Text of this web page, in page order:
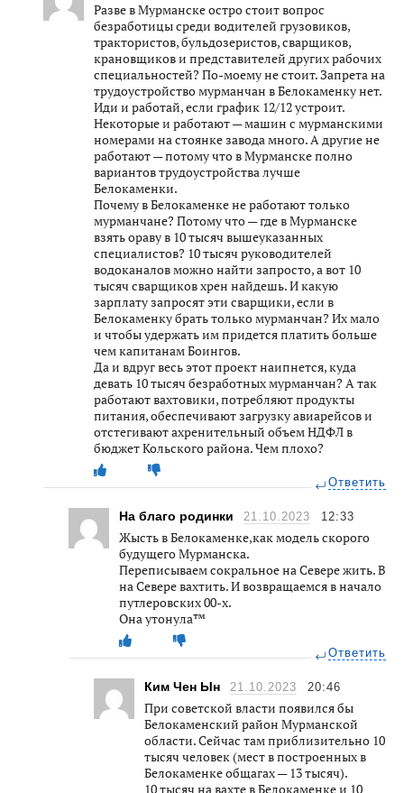
Разве в Мурманске остро стоит вопрос
безработицы среди водителей грузовиков,
трактористов, бульдозеристов, сварщиков,
крановщиков и представителей других рабочих
специальностей? По-моему не стоит. Запрета на
трудоустройство мурманчан в Белокаменку нет.
Иди и работай, если график 12/12 устроит.
Некоторые и работают — машин с мурманскими
номерами на стоянке завода много. А другие не
работают — потому что в Мурманске полно
вариантов трудоустройства лучше
Белокаменки.
Почему в Белокаменке не работают только
мурманчане? Потому что — где в Мурманске
взять ораву в 10 тысяч вышеуказанных
специалистов? 10 тысяч руководителей
водоканалов можно найти запросто, а вот 10
тысяч сварщиков хрен найдешь. И какую
зарплату запросят эти сварщики, если в
Белокаменку брать только мурманчан? Их мало
и чтобы удержать им придется платить больше
чем капитанам Боингов.
Да и вдруг весь этот проект наипнется, куда
девать 10 тысяч безработных мурманчан? А так
работают вахтовики, потребляют продукты
питания, обеспечивают загрузку авиарейсов и
отстегивают ахренительный объем НДФЛ в
бюджет Кольского района. Чем плохо?
Ответить
На благо родинки 21.10.2023 12:33
Жысть в Белокаменке,как модель скорого
будущего Мурманска.
Переписываем сокральное на Севере жить. В
на Севере вахтить. И возвращаемся в начало
путлеровских 00-х.
Она утонула™
Ответить
Ким Чен Ын 21.10.2023 20:46
При советской власти появился бы
Белокаменский район Мурманской
области. Сейчас там приблизительно 10
тысяч человек (мест в построенных в
Белокаменке общагах — 13 тысяч).
10 тысяч на вахте в Белокаменке и 10